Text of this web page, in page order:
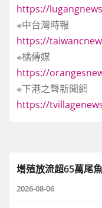
https://
※中台灣時報
https://
※橘傳媒
https://
※下港之聲新聞網
https://
增殖放流超65萬尾
2026-08-06